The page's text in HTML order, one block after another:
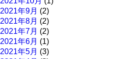
2021年9月 (2)
2021年8月 (2)
2021年7月 (2)
2021年6月 (1)
2021年5月 (3)